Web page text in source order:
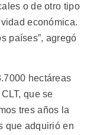
o de otro tipo
económica.
países”, agregó
hectáreas
que se
tres años la
que adquirió en